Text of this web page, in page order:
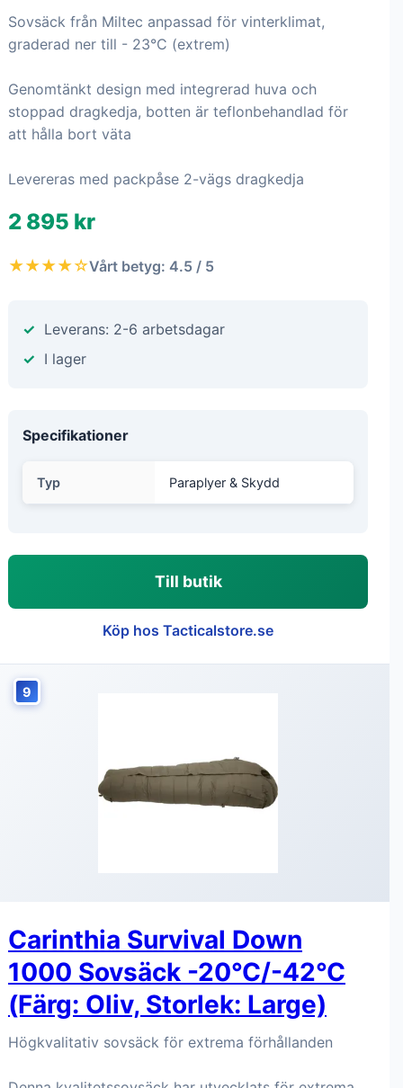
Sovsäck från Miltec anpassad för vinterklimat,
graderad ner till - 23°C (extrem)
Genomtänkt design med integrerad huva och
stoppad dragkedja, botten är teflonbehandlad för
att hålla bort väta
Levereras med packpåse 2-vägs dragkedja
2 895 kr
★★★★☆Vårt betyg: 4.5 / 5
Leverans: 2-6 arbetsdagar
I lager
Specifikationer
Typ Paraplyer & Skydd
Till butik
Köp hos Tacticalstore.se
9
Carinthia Survival Down
1000 Sovsäck -20°C/-42°C
(Färg: Oliv, Storlek: Large)
Högkvalitativ sovsäck för extrema förhållanden